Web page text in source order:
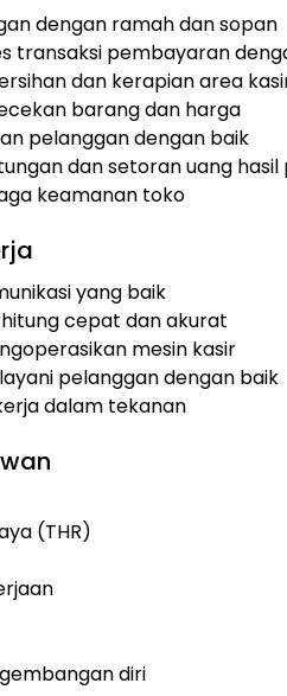
dengan ramah dan sopan
transaksi pembayaran
dan kerapian area
barang dan harga
pelanggan dengan baik
dan setoran uang hasil
keamanan toko
yang baik
cepat dan akurat
mesin kasir
pelanggan dengan baik
dalam tekanan
(THR)
diri